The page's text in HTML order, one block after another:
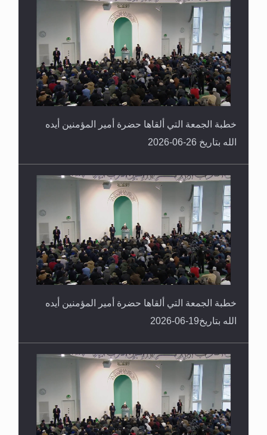
خطبة الجمعة التي ألقاها حضرة أمير المؤمنين أيده
الله بتاريخ 26-06-2026
خطبة الجمعة التي ألقاها حضرة أمير المؤمنين أيده
الله بتاريخ19-06-2026